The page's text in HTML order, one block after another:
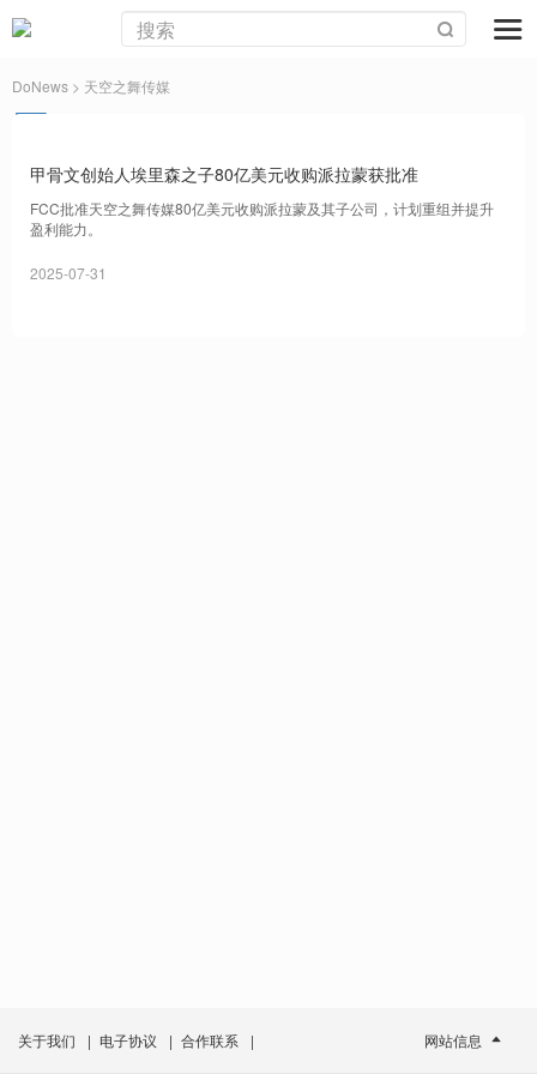
DoNews > 天空之舞传媒
甲骨文创始人埃里森之子80亿美元收购派拉蒙获批准
FCC批准天空之舞传媒80亿美元收购派拉蒙及其子公司，计划重组并提升
盈利能力。
2025-07-31
关于我们 | 电子协议 | 合作联系 | 网站信息